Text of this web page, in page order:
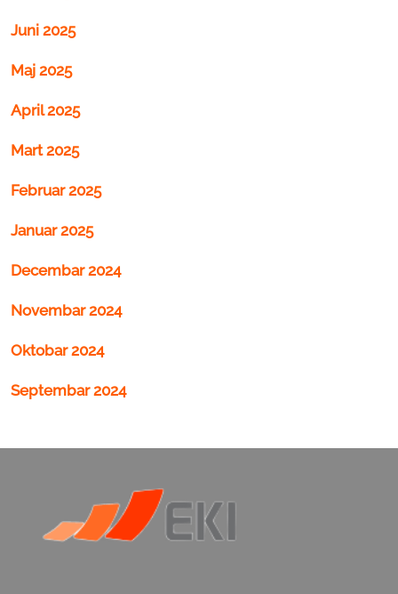
Juni 2025
Maj 2025
April 2025
Mart 2025
Februar 2025
Januar 2025
Decembar 2024
Novembar 2024
Oktobar 2024
Septembar 2024